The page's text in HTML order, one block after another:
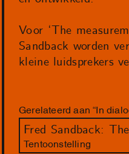
Voor ‘The
Sandback worden
kleine luidsprekers
Gerelateerd aan “In
Fred Sandback:
Tentoonstelling